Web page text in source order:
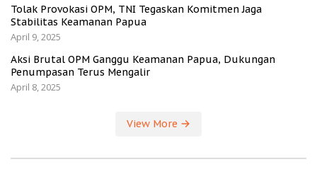
Tolak Provokasi OPM, TNI Tegaskan Komitmen Jaga
Stabilitas Keamanan Papua
April 9, 2025
Aksi Brutal OPM Ganggu Keamanan Papua, Dukungan
Penumpasan Terus Mengalir
April 8, 2025
View More